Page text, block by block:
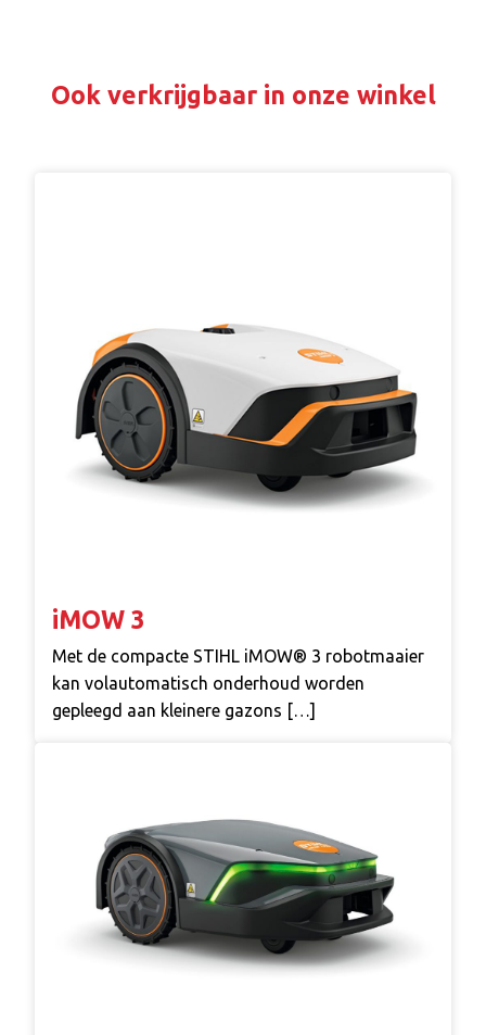
Ook verkrijgbaar in onze winkel
iMOW 3
Met de compacte STIHL iMOW® 3 robotmaaier
kan volautomatisch onderhoud worden
gepleegd aan kleinere gazons […]